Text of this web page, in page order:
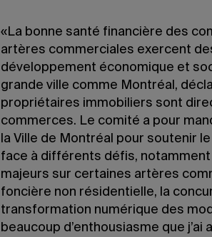
«La bonne santé financière des
artères commerciales exercent
développement économique et
grande ville comme Montréal,
propriétaires immobiliers sont
commerces. Le comité a pour
la Ville de Montréal pour soutenir
face à différents défis,
majeurs sur certaines artères
foncière non résidentielle, la
transformation numérique des
beaucoup d’enthousiasme que